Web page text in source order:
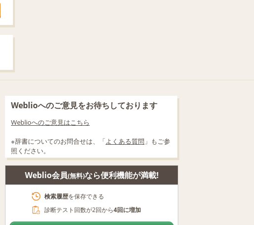
Weblioへのご意見をお待ちしております
Weblioへのご意見はこちら
※辞書についてのお問合せは、「よくある質問 」もご参
照ください。
Weblio会員(無料)なら便利機能が満載!
検索履歴を保存できる
診断テスト回数が2回から4回に増加